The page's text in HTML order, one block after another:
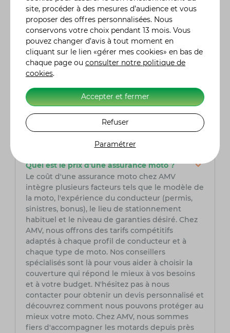
est primordial de comparer les tarifs, les
garanties et les franchises proposées. AMV,
assureur spécialisé dans le domaine de la moto,
est une option à prendre en sérieuse
considération. Fort de son expertise, AMV offre
des solutions adaptées aux besoins spécifiques
des motards, assurant ainsi une couverture
complète et fiable pour leurs deux-roues. Grâce
à son expertise du secteur, AMV peut offrir des
services sur mesure et des conseils avisés,
assurant la tranquillité d'esprit des
motocyclistes tout au long de leurs aventures
Quel est le prix d'une assurance moto ?
Le coût d'une assurance moto chez AMV
intègre plusieurs facteurs tels que le modèle de
la moto, l'expérience du conducteur (permis,
sinistres, bonus), le lieu de stationnement
habituel et le niveau de garanties désiré. Chez
AMV, nous offrons des tarifs compétitifs
adaptés à chaque profil de conducteur et à
chaque type de moto. Nos conseillers
spécialisés sont là pour vous aider à choisir la
couverture qui répond le mieux à vos besoins
et à votre budget. N'hésitez pas à nous
contacter pour obtenir un devis personnalisé et
découvrez comment nous pouvons protéger au
mieux votre moto. Chez AMV, nous sommes
fiers d'accompagner les motards depuis près
site, procéder à des mesures d’audience et vous
proposer des offres personnalisées. Nous
conservons votre choix pendant 13 mois. Vous
pouvez changer d’avis à tout moment en
cliquant sur le lien «gérer mes cookies» en bas de
chaque page ou consulter notre politique de
cookies.
Accepter et fermer
Refuser
Paramétrer